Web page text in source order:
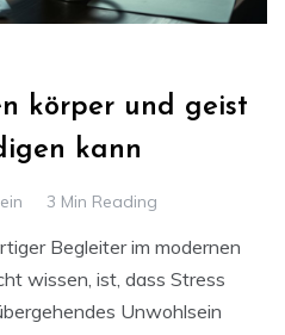
körper und geist
kann
3 Min Reading
Begleiter im modernen
wissen, ist, dass Stress
Unwohlsein